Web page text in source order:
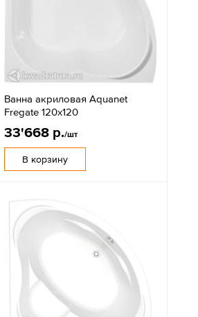
Ванна акриловая Aquanet
Fregate 120x120
33'668 р./шт
В корзину